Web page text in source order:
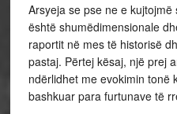
Arsyeja se pse ne e
është shumëdimensionale
raportit në mes të historisë
pastaj. Përtej kësaj, një prej
ndërlidhet me evokimin tonë
bashkuar para furtunave të